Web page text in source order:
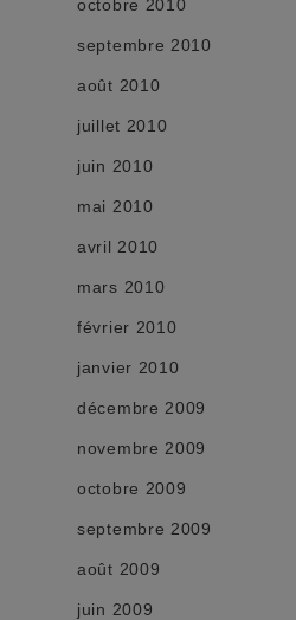
octobre 2010
septembre 2010
août 2010
juillet 2010
juin 2010
mai 2010
avril 2010
mars 2010
février 2010
janvier 2010
décembre 2009
novembre 2009
octobre 2009
septembre 2009
août 2009
juin 2009